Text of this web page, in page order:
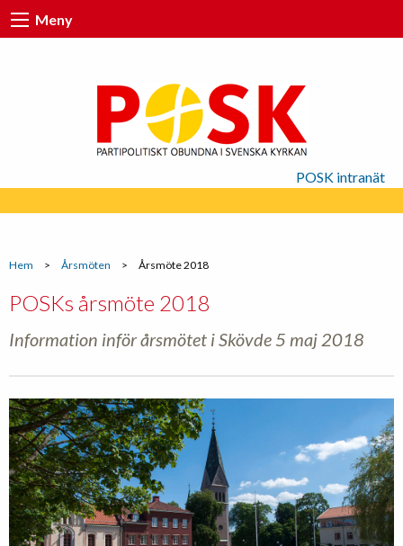
Meny
POSK intranät
Hem > Årsmöten > Årsmöte 2018
POSKs årsmöte 2018
Information inför årsmötet i Skövde 5 maj 2018